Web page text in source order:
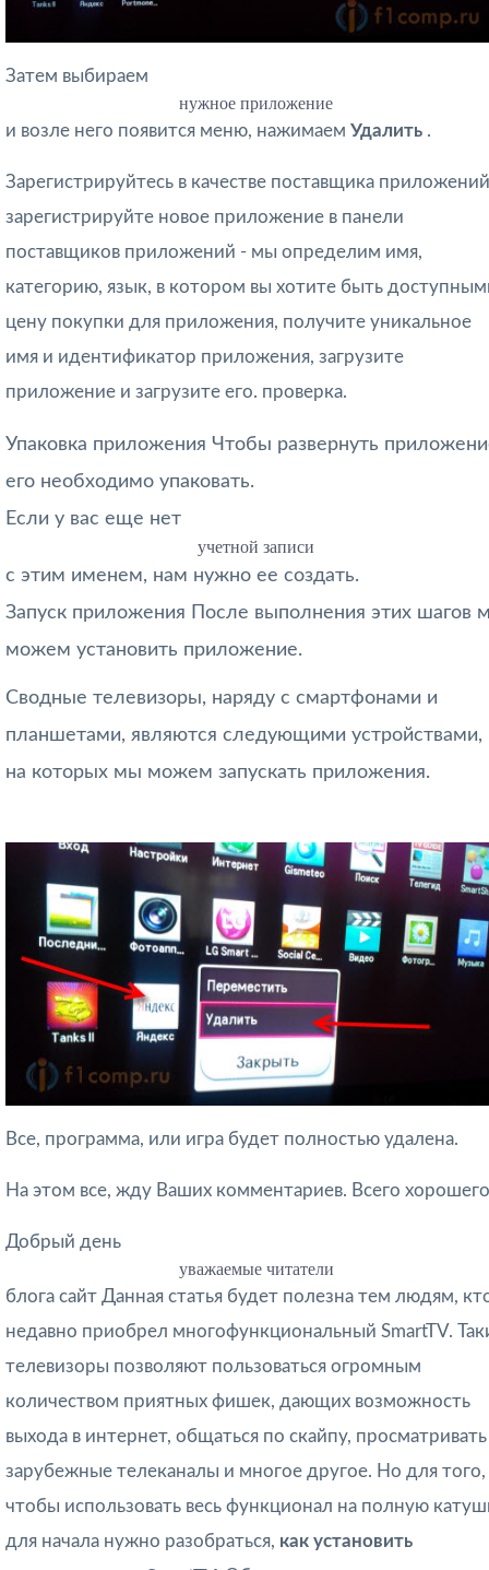
Затем выбираем
нужное приложение
и возле него появится меню, нажимаем Удалить .
Зарегистрируйтесь в качестве поставщика
зарегистрируйте новое приложение в панели
поставщиков приложений - мы определим имя,
категорию, язык, в котором вы хотите быть
цену покупки для приложения, получите уникальное
имя и идентификатор приложения, загрузите
приложение и загрузите его. проверка.
Упаковка приложения Чтобы развернуть
его необходимо упаковать.
Если у вас еще нет
учетной записи
с этим именем, нам нужно ее создать.
Запуск приложения После выполнения этих шагов
можем установить приложение.
Сводные телевизоры, наряду с смартфонами и
планшетами, являются следующими устройствами,
на которых мы можем запускать приложения.
Все, программа, или игра будет полностью удалена.
На этом все, жду Ваших комментариев. Всего
Добрый день
уважаемые читатели
блога сайт Данная статья будет полезна тем людям,
недавно приобрел многофункциональный SmartTV.
телевизоры позволяют пользоваться огромным
количеством приятных фишек, дающих возможность
выхода в интернет, общаться по скайпу, просматривать
зарубежные телеканалы и многое другое. Но для того,
чтобы использовать весь функционал на полную
для начала нужно разобраться, как установить